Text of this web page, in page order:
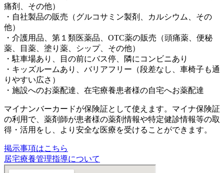
痛剤、その他）
・自社製品の販売（グルコサミン製剤、カルシウム、その
他）
・介護用品、第１類医薬品、OTC薬の販売（頭痛薬、便秘
薬、目薬、塗り薬、シップ、その他）
・駐車場あり、目の前にバス停、隣にコンビニあり
・キッズルームあり、バリアフリー（段差なし、車椅子も通
りやすい広さ）
・施設へのお薬配達、在宅療養患者様の自宅へお薬配達
マイナンバーカードが保険証として使えます。マイナ保険証
の利用で、薬剤師が患者様の薬剤情報や特定健診情報等の取
得・活用をし、より安全な医療を受けることができます。
掲示事項はこちら
居宅療養管理指導について